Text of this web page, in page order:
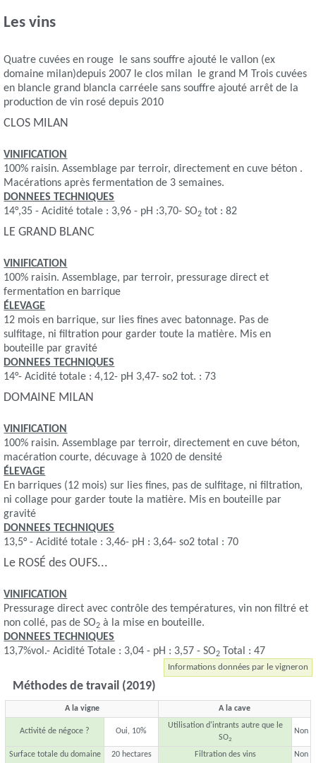
Les vins
Quatre cuvées en rouge le sans souffre ajouté le vallon (ex
domaine milan)depuis 2007 le clos milan le grand M Trois cuvées
en blancle grand blancla carréele sans souffre ajouté arrêt de la
production de vin rosé depuis 2010
CLOS MILAN
VINIFICATION
100% raisin. Assemblage par terroir, directement en cuve béton .
Macérations après fermentation de 3 semaines.
DONNEES TECHNIQUES
14°,35 - Acidité totale : 3,96 - pH :3,70- SO2 tot : 82
LE GRAND BLANC
VINIFICATION
100% raisin. Assemblage, par terroir, pressurage direct et
fermentation en barrique
ÉLEVAGE
12 mois en barrique, sur lies fines avec batonnage. Pas de
sulfitage, ni filtration pour garder toute la matière. Mis en
bouteille par gravité
DONNEES TECHNIQUES
14°- Acidité totale : 4,12- pH 3,47- so2 tot. : 73
DOMAINE MILAN
VINIFICATION
100% raisin. Assemblage par terroir, directement en cuve béton,
macération courte, décuvage à 1020 de densité
ÉLEVAGE
En barriques (12 mois) sur lies fines, pas de sulfitage, ni filtration,
ni collage pour garder toute la matière. Mis en bouteille par
gravité
DONNEES TECHNIQUES
13,5° - Acidité totale : 3,46- pH : 3,64- so2 total : 70
Le ROSÉ des OUFS...
VINIFICATION
Pressurage direct avec contrôle des températures, vin non filtré et
non collé, pas de SO2 à la mise en bouteille.
DONNEES TECHNIQUES
13,7%vol.- Acidité Totale : 3,04 - pH : 3,57 - SO2 Total : 47
Informations données par le vigneron
Méthodes de travail (2019)
A la vigne A la cave
Activité de négoce ? Oui, 10%
Utilisation d'intrants autre que le
SO2
Non
Surface totale du domaine 20 hectares Filtration des vins Non